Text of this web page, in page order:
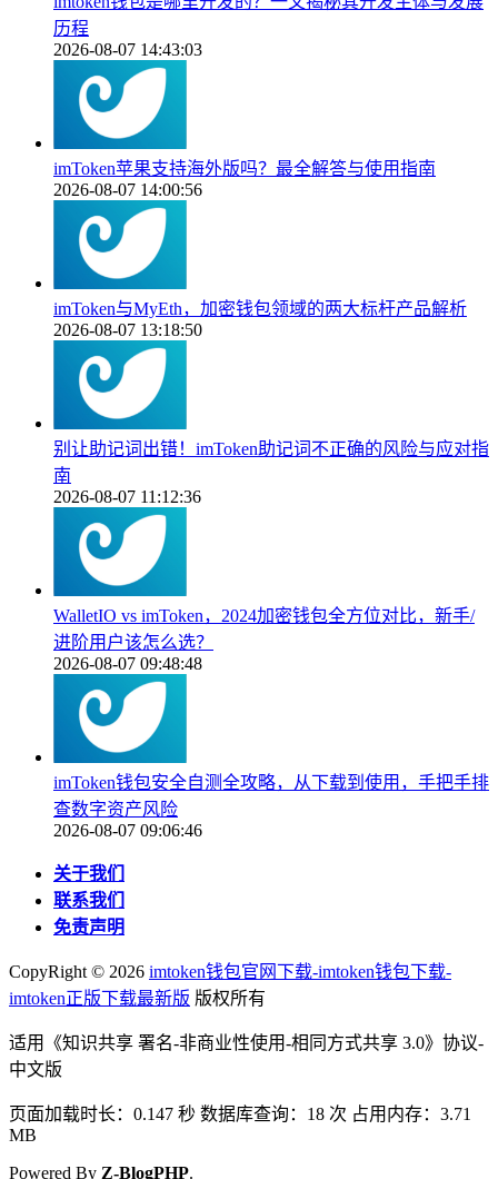
历程
2026-08-07 14:43:03
imToken苹果支持海外版吗？最全解答与使用指南
2026-08-07 14:00:56
imToken与MyEth，加密钱包领域的两大标杆产品解析
2026-08-07 13:18:50
别让助记词出错！imToken助记词不正确的风险与应对指
南
2026-08-07 11:12:36
WalletIO vs imToken，2024加密钱包全方位对比，新手/
进阶用户该怎么选？
2026-08-07 09:48:48
imToken钱包安全自测全攻略，从下载到使用，手把手排
查数字资产风险
2026-08-07 09:06:46
关于我们
联系我们
免责声明
CopyRight © 2026 imtoken钱包官网下载-imtoken钱包下载-
imtoken正版下载最新版 版权所有
适用《知识共享 署名-非商业性使用-相同方式共享 3.0》协议-
中文版
页面加载时长：0.147 秒 数据库查询：18 次 占用内存：3.71
MB
Powered By Z-BlogPHP.